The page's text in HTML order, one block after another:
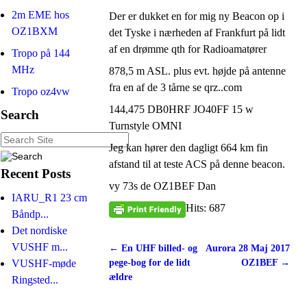
2m EME hos
OZ1BXM
Tropo på 144
MHz
Tropo oz4vw
Search
Recent Posts
IARU_R1 23 cm
Båndp...
Det nordiske
VUSHF m...
VUSHF-møde
Ringsted...
Der er dukket en for mig ny Beacon op i
det Tyske i nærheden af Frankfurt på lidt
af en drømme qth for Radioamatører
878,5 m ASL. plus evt. højde på antenne
fra en af de 3 tårne se qrz..com
144,475 DB0HRF JO40FF 15 w
Turnstyle OMNI
Jeg kan hører den dagligt 664 km fin
afstand til at teste ACS på denne beacon.
vy 73s de OZ1BEF Dan
Hits: 687
Post navigation
← En UHF billed- og
pege-bog for de lidt
ældre
Aurora 28 Maj 2017
OZ1BEF →